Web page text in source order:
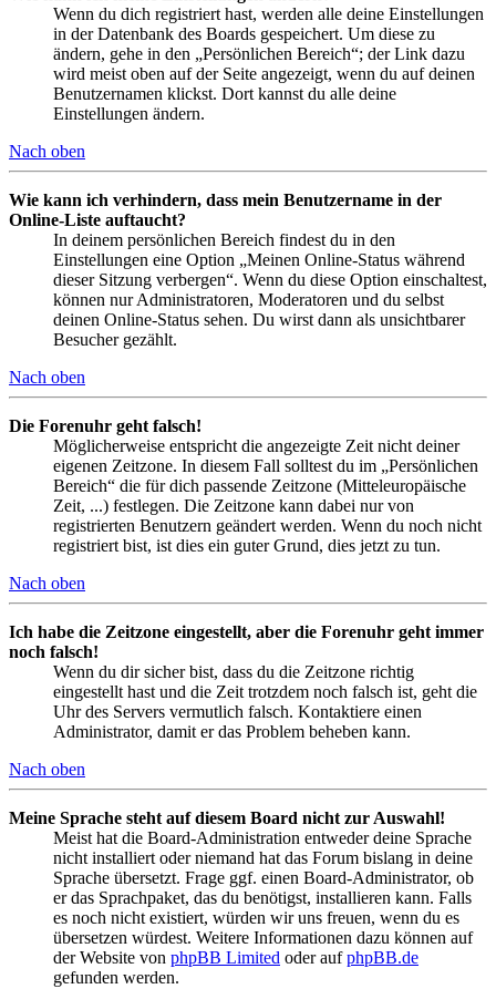
Wenn du dich registriert hast, werden alle deine Einstellungen
in der Datenbank des Boards gespeichert. Um diese zu
ändern, gehe in den „Persönlichen Bereich“; der Link dazu
wird meist oben auf der Seite angezeigt, wenn du auf deinen
Benutzernamen klickst. Dort kannst du alle deine
Einstellungen ändern.
Nach oben
Wie kann ich verhindern, dass mein Benutzername in der
Online-Liste auftaucht?
In deinem persönlichen Bereich findest du in den
Einstellungen eine Option „Meinen Online-Status während
dieser Sitzung verbergen“. Wenn du diese Option einschaltest,
können nur Administratoren, Moderatoren und du selbst
deinen Online-Status sehen. Du wirst dann als unsichtbarer
Besucher gezählt.
Nach oben
Die Forenuhr geht falsch!
Möglicherweise entspricht die angezeigte Zeit nicht deiner
eigenen Zeitzone. In diesem Fall solltest du im „Persönlichen
Bereich“ die für dich passende Zeitzone (Mitteleuropäische
Zeit, ...) festlegen. Die Zeitzone kann dabei nur von
registrierten Benutzern geändert werden. Wenn du noch nicht
registriert bist, ist dies ein guter Grund, dies jetzt zu tun.
Nach oben
Ich habe die Zeitzone eingestellt, aber die Forenuhr geht immer
noch falsch!
Wenn du dir sicher bist, dass du die Zeitzone richtig
eingestellt hast und die Zeit trotzdem noch falsch ist, geht die
Uhr des Servers vermutlich falsch. Kontaktiere einen
Administrator, damit er das Problem beheben kann.
Nach oben
Meine Sprache steht auf diesem Board nicht zur Auswahl!
Meist hat die Board-Administration entweder deine Sprache
nicht installiert oder niemand hat das Forum bislang in deine
Sprache übersetzt. Frage ggf. einen Board-Administrator, ob
er das Sprachpaket, das du benötigst, installieren kann. Falls
es noch nicht existiert, würden wir uns freuen, wenn du es
übersetzen würdest. Weitere Informationen dazu können auf
der Website von phpBB Limited oder aufphpBB.de
gefunden werden.